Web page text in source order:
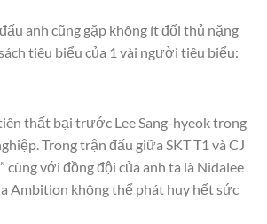
anh cũng gặp không ít đối thủ nặng
tiêu biểu của 1 vài người tiêu biểu:
thất bại trước Lee Sang-hyeok trong
Trong trận đấu giữa SKT T1 và CJ
cùng với đồng đội của anh ta là Nidalee
Ambition không thể phát huy hết sức